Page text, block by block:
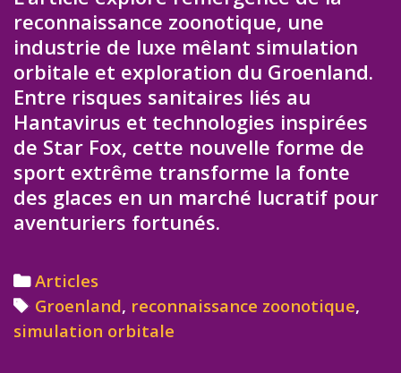
reconnaissance zoonotique, une
industrie de luxe mêlant simulation
orbitale et exploration du Groenland.
Entre risques sanitaires liés au
Hantavirus et technologies inspirées
de Star Fox, cette nouvelle forme de
sport extrême transforme la fonte
des glaces en un marché lucratif pour
aventuriers fortunés.
Categories
Articles
Tags
Groenland, reconnaissance zoonotique,
simulation orbitale